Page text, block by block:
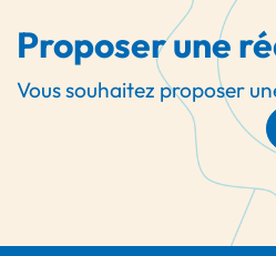
Proposer une
Vous souhaitez proposer